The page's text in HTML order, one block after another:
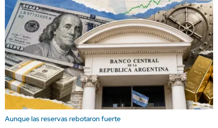
Aunque las reservas rebotaron fuerte